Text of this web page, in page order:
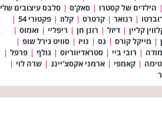
| הילדים של קסטרו | סאק'ס | סלבס עיצובים שלי
| רנואר | קרטרס | קלוז | פקטורי 54
|
קליין | דיזל | רונן חן | ריפליי | ואמוס |
| מייקל קורס | גס | נויז | סוויט גירל שופ |
| רובי ביי | סטראדיווריוס | גולף | פרפל |
| קאמפי | ארמני אקסצ'יינג | שרה לוי |